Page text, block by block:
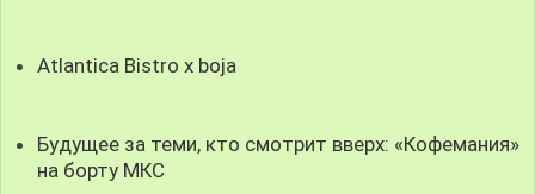
Atlantica Bistro x boja
Будущее за теми, кто смотрит вверх: «Кофемания»
на борту МКС